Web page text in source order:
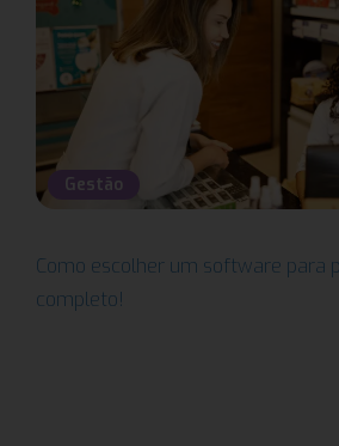
Gestão
Como escolher um software para
completo!